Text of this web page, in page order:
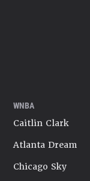
WNBA
Caitlin Clark
Atlanta Dream
Chicago Sky